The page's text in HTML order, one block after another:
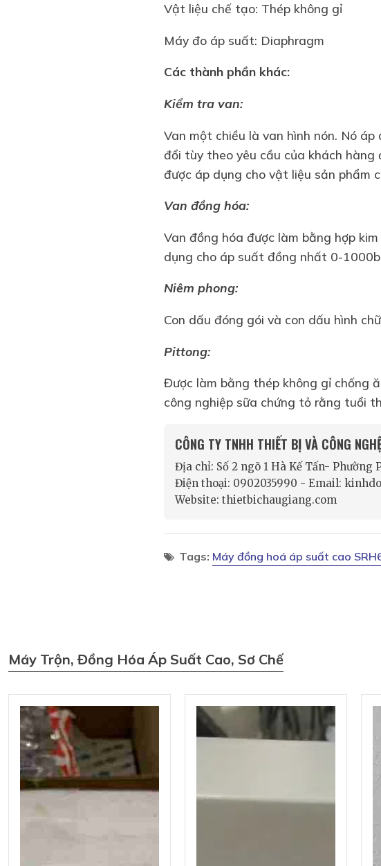
Vật liệu chế tạo: Thép không gỉ
Máy đo áp suất: Diaphragm
Các thành phần khác:
Kiểm tra van:
Van một chiều là van hình nón. Nó
đổi tùy theo yêu cầu của khách hàng
được áp dụng cho vật liệu sản
Van đồng hóa:
Van đồng hóa được làm bằng hợp
dụng cho áp suất đồng nhất 0-
Niêm phong:
Con dấu đóng gói và con dấu hình
Pittong:
Được làm bằng thép không gỉ chống
công nghiệp sữa chứng tỏ rằng tuổi
CÔNG TY TNHH THIẾT BỊ VÀ CÔNG
Địa chỉ: Số 2 ngõ 1 Hà Kế Tấn- Phường
Điện thoại: 0902035990 - Email:
Website: thietbichaugiang.com
Tags: Máy đồng hoá áp suất cao
Máy Trộn, Đồng Hóa Áp Suất Cao, Sơ Chế